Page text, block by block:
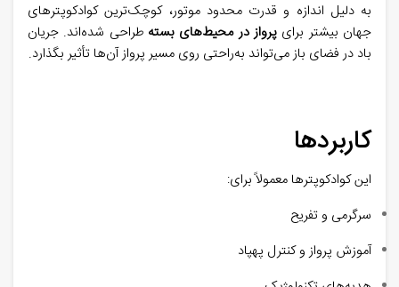
به دلیل اندازه و قدرت محدود موتور، کوچک‌ترین کوادکوپترهای
جهان بیشتر برای پرواز در محیط‌های بسته طراحی شده‌اند. جریان
باد در فضای باز می‌تواند به‌راحتی روی مسیر پرواز آن‌ها تأثیر بگذارد.
کاربردها
این کوادکوپترها معمولاً برای:
سرگرمی و تفریح
آموزش پرواز و کنترل پهپاد